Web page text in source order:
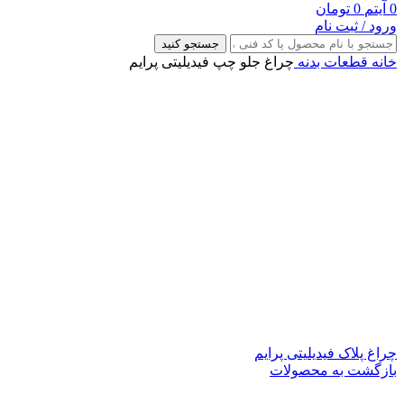
0 آیتم 0 تومان
ورود / ثبت نام
جستجو کنید
خانه قطعات بدنه چراغ جلو چپ فیدیلیتی پرایم
چراغ پلاک فیدیلیتی پرایم
بازگشت به محصولات